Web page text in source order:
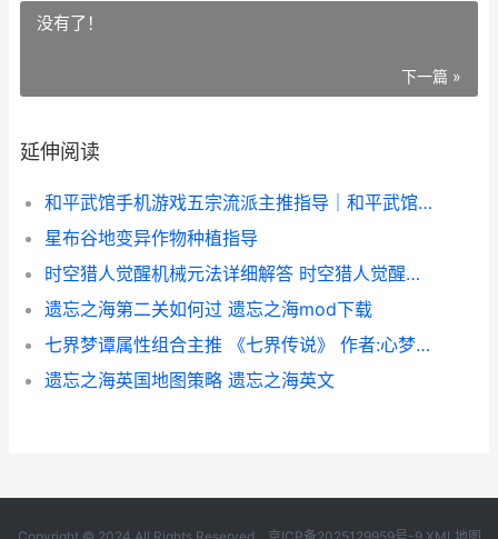
没有了！
下一篇 »
延伸阅读
和平武馆手机游戏五宗流派主推指导｜和平武馆手机游戏流派组合思路和实战解析 和平与武力
星布谷地变异作物种植指导
时空猎人觉醒机械元法详细解答 时空猎人觉醒机关怎么过
遗忘之海第二关如何过 遗忘之海mod下载
七界梦谭属性组合主推 《七界传说》 作者:心梦无痕
遗忘之海英国地图策略 遗忘之海英文